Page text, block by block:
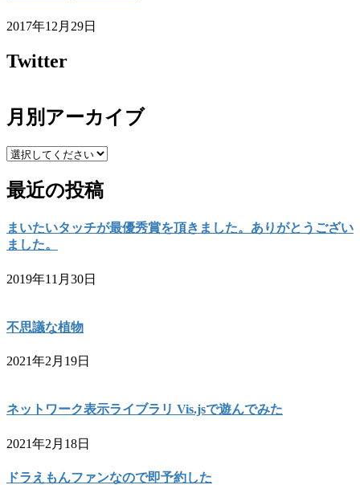
2017年12月29日
Twitter
月別アーカイブ
最近の投稿
まいたいタッチが最優秀賞を頂きました。ありがとうござい
ました。
2019年11月30日
不思議な植物
2021年2月19日
ネットワーク表示ライブラリ Vis.jsで遊んでみた
2021年2月18日
ドラえもんファンなので即予約した